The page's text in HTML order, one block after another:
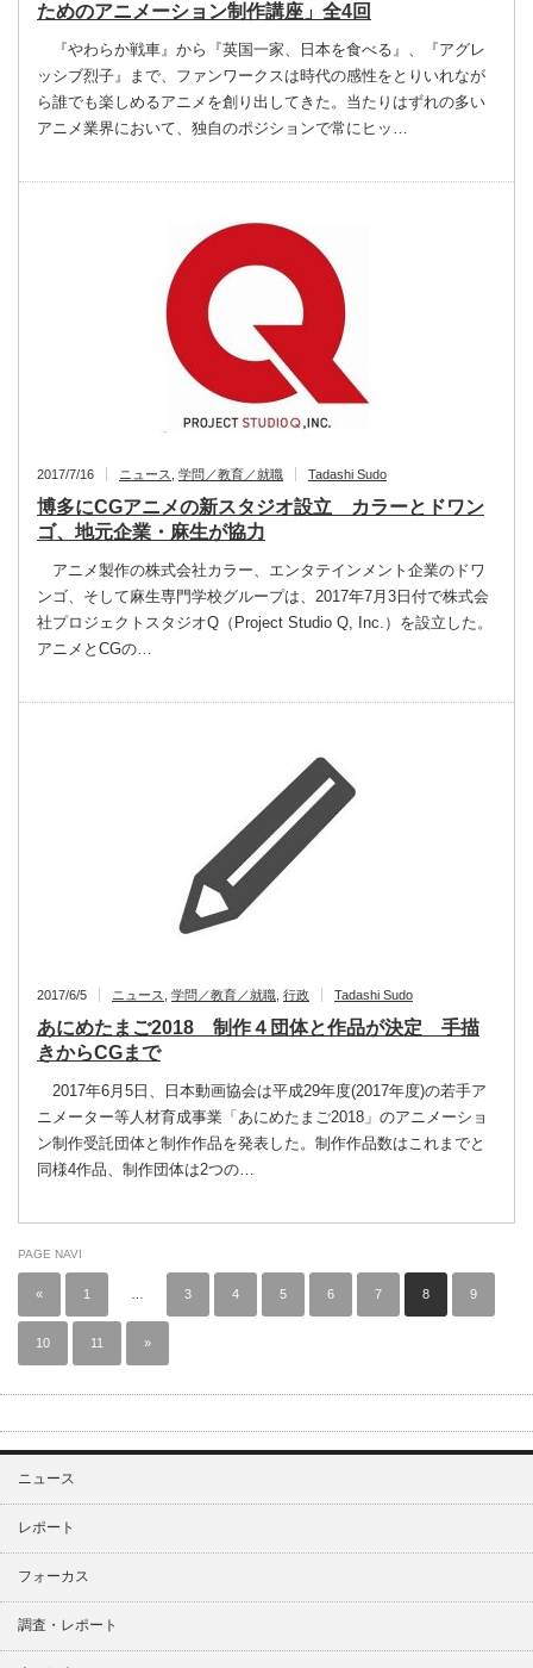
ためのアニメーション制作講座」全4回
『やわらか戦車』から『英国一家、日本を食べる』、『アグレ
ッシブ烈子』まで、ファンワークスは時代の感性をとりいれなが
ら誰でも楽しめるアニメを創り出してきた。当たりはずれの多い
アニメ業界において、独自のポジションで常にヒッ…
2017/7/16 ニュース 学問／教育／就職 Tadashi Sudo
博多にCGアニメの新スタジオ設立 カラーとドワン
ゴ、地元企業・麻生が協力
アニメ製作の株式会社カラー、エンタテインメント企業のドワ
ンゴ、そして麻生専門学校グループは、2017年7月3日付で株式会
社プロジェクトスタジオQ（Project Studio Q, Inc.）を設立した。
アニメとCGの…
2017/6/5 ニュース 学問／教育／就職 行政 Tadashi Sudo
あにめたまご2018 制作４団体と作品が決定 手描
きからCGまで
2017年6月5日、日本動画協会は平成29年度(2017年度)の若手ア
ニメーター等人材育成事業「あにめたまご2018」のアニメーショ
ン制作受託団体と制作作品を発表した。制作作品数はこれまでと
同様4作品、制作団体は2つの…
PAGE NAVI
« 1 3 4 5 6 7 8 9
10 11 »
ニュース
レポート
フォーカス
調査・レポート